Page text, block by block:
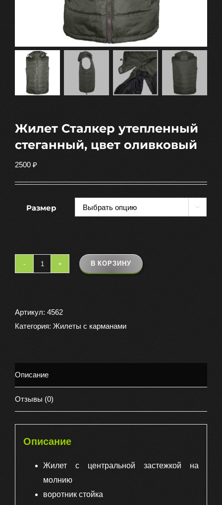
Жилет Сталкер утепленный
стеганный, цвет оливковый
2500 ₽
Размер 
Количество
Сталкер
утепленный
В КОРЗИНУ
Артикул: 4562
Категория: Жилеты с карманами
Описание
Отзывы (0)
Описание
Жилет с центральной застежкой на
молнию
воротник стойка